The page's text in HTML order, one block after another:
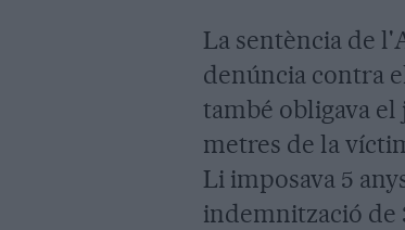
La sentència de
denúncia contra
també obligava el
metres de la
Li imposava 5
indemnització de